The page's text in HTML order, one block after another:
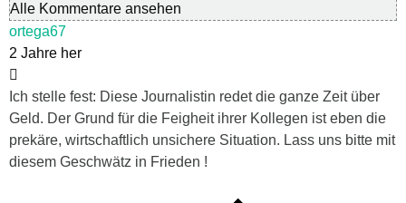
Alle Kommentare ansehen
ortega67
2 Jahre her
Ich stelle fest: Diese Journalistin redet die ganze Zeit über
Geld. Der Grund für die Feigheit ihrer Kollegen ist eben die
prekäre, wirtschaftlich unsichere Situation. Lass uns bitte mit
diesem Geschwätz in Frieden !